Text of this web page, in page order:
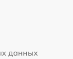
данных